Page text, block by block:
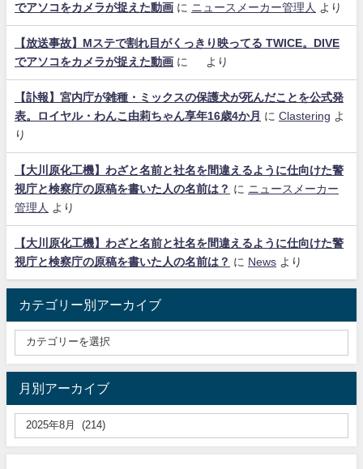
でアソコをカメラが捉えた動画 に ニュースメーカー管理人 より
【放送事故】Mステで割れ目がくっきり映ってる TWICE。DIVE
でアソコをカメラが捉えた動画 に より
【訃報】宮内庁が雑種・ミックスの保護犬が死んだことを公式発
表。ロイヤル・わんこ由莉ちゃん享年16歳4か月
に Clastering よ
り
【大川原化工機】わざと名前と社名を間違えるように仕向けた警
視庁と検察庁の原稿を書いた人の名前は？ に ニュースメーカー
管理人
より
【大川原化工機】わざと名前と社名を間違えるように仕向けた警
視庁と検察庁の原稿を書いた人の名前は？ に News より
カテゴリー別アーカイブ
月別アーカイブ